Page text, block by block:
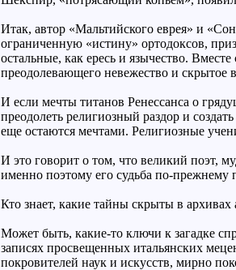
Итак, автор «Мальтийского еврея» и
ограниченную «истину» ортодоксов,
остальные, как ересь и язычество.
преодолевающего невежество и скрытое
И если мечты титанов Ренессанса о
преодолеть религиозный раздор и
еще остаются мечтами. Религиозные
И это говорит о том, что великий поэт,
именно поэтому его судьба по-прежнему
Кто знает, какие тайны скрыты в
Может быть, какие-то ключи к загадке
записях просвещенных итальянских
покровителей наук и искусств, мирно